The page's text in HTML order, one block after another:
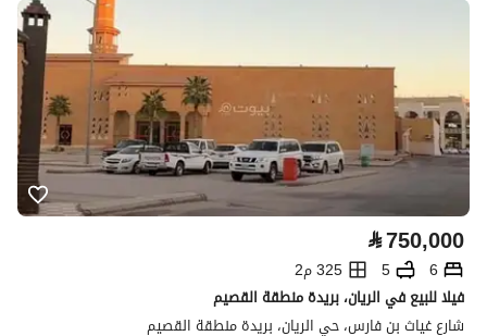
⃁750,000
6
5
325 م2
فيلا للبيع في الريان، بريدة منطقة القصيم
شارع غياث بن فارس، حي الريان، بريدة منطقة القصيم